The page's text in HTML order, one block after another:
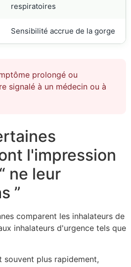
respiratoires
Sensibilité accrue de la gorge
prolongé ou
signalé à un médecin ou à
l'impression
ne leur
”
comparent les inhalateurs de
inhalateurs d'urgence tels que
souvent plus rapidement,